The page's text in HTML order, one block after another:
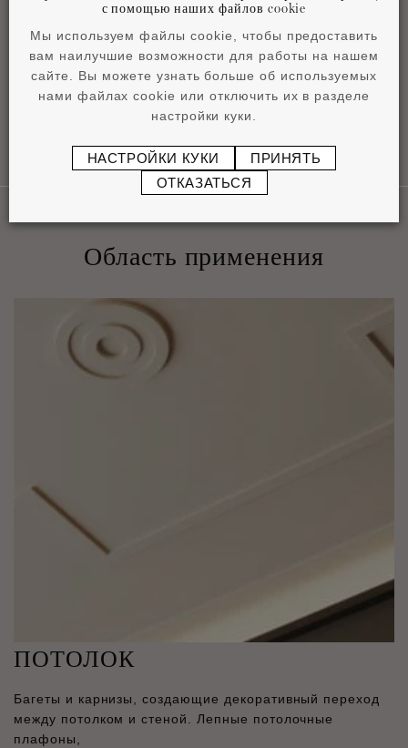
Product overview
pdf 4,2 MB
Область применения
ПОТОЛОК
Багеты и карнизы, создающие декоративный переход
между потолком и стеной. Лепные потолочные
плафоны,
с помощью наших файлов cookie
Мы используем файлы cookie, чтобы предоставить
вам наилучшие возможности для работы на нашем
сайте. Вы можете узнать больше об используемых
нами файлах cookie или отключить их в разделе
настройки куки.
НАСТРОЙКИ КУКИ
ПРИНЯТЬ
ОТКАЗАТЬСЯ